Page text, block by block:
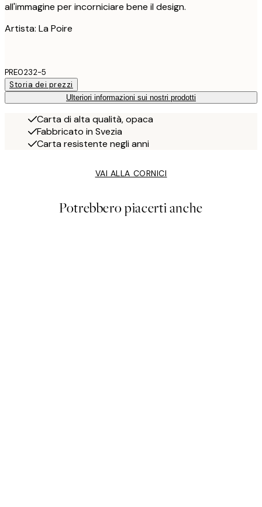
all'immagine per incorniciare bene il design.
Artista: La Poire
PRE0232-5
Storia dei prezzi
Ulteriori informazioni sui nostri prodotti
Carta di alta qualità, opaca
Fabbricato in Svezia
Carta resistente negli anni
VAI ALLA CORNICI
Potrebbero piacerti anche